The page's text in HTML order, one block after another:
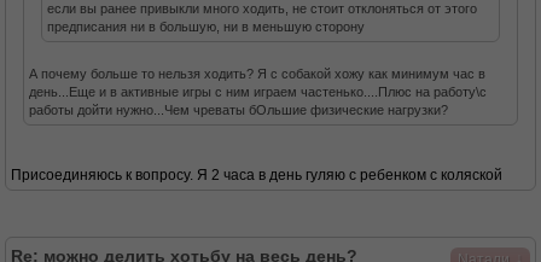
если вы ранее привыкли много ходить, не стоит отклоняться от этого
предписания ни в большую, ни в меньшую сторону
А почему больше то нельзя ходить? Я с собакой хожу как минимум час в
день...Еще и в активные игры с ним играем частенько....Плюс на работу\с
работы дойти нужно...Чем чреваты бОльшие физические нагрузки?
Присоединяюсь к вопросу. Я 2 часа в день гуляю с ребенком с коляской
Re: можно делить хотьбу на весь день?